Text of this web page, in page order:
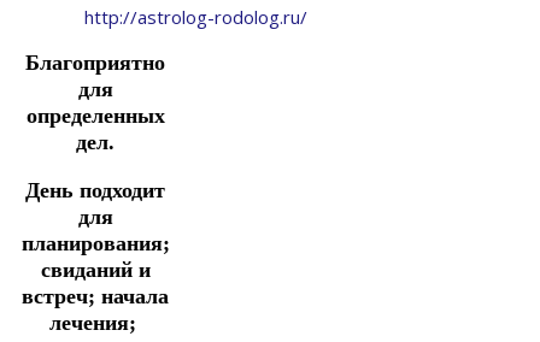
http://astrolog-rodolog.ru/
Благоприятно
для
определенных
дел.
День подходит
для
планирования;
свиданий и
встреч; начала
лечения;